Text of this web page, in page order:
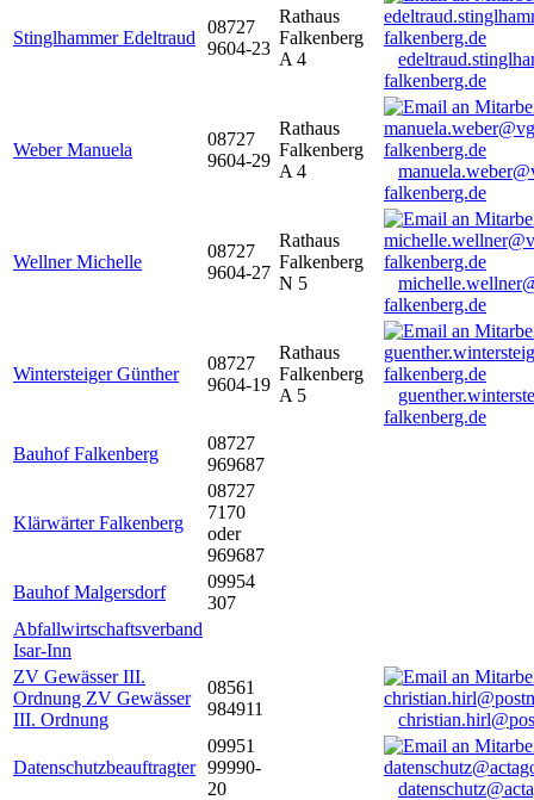
Stinglhammer Edeltraud
08727
9604-23
Rathaus
Falkenberg
A 4
falkenberg.de
Weber Manuela
08727
9604-29
Rathaus
Falkenberg
A 4
falkenberg.de
Wellner Michelle
08727
9604-27
Rathaus
Falkenberg
N 5
falkenberg.de
Wintersteiger Günther
08727
9604-19
Rathaus
Falkenberg
A 5
falkenberg.de
Bauhof Falkenberg
08727
969687
Klärwärter Falkenberg
08727
7170
oder
969687
Bauhof Malgersdorf
09954
307
Abfallwirtschaftsverband
Isar-Inn
ZV Gewässer III.
Ordnung ZV Gewässer
III. Ordnung
08561
984911
Datenschutzbeauftragter
09951
99990-
20